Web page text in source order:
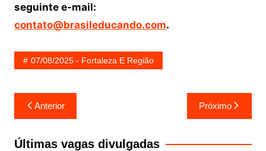
seguinte e-mail:
contato@brasileducando.com.
07/08/2025 - Fortaleza E Região
Navegação
de
Post
Anterior Próximo
Últimas vagas divulgadas